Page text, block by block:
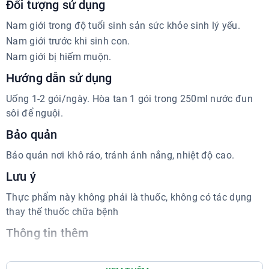
Đối tượng sử dụng
Nam giới trong độ tuổi sinh sản sức khỏe sinh lý yếu.
Nam giới trước khi sinh con.
Nam giới bị hiếm muộn.
Hướng dẫn sử dụng
Uống 1-2 gói/ngày. Hòa tan 1 gói trong 250ml nước đun
sôi để nguội.
Bảo quản
Bảo quản nơi khô ráo, tránh ánh nắng, nhiệt độ cao.
Lưu ý
Thực phẩm này không phải là thuốc, không có tác dụng
thay thế thuốc chữa bệnh
Thông tin thêm